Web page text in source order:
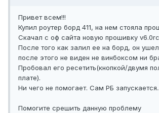
Привет всем!!!
Купил роутер борд 411, на нем стояла
Скачал с оф сайта новую прошивку
После того как залил ее на борд, он
после этого не виден не винбоксом ни
Пробовал его ресетить(кнопкой/двумя
плате).
Ни чего не помогает. Сам РБ
Помогите срешить данную проблему